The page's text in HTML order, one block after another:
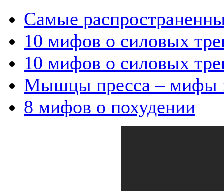
Самые
10 мифов о силовых
10 мифов о силовых
Мышцы пресса – мифы и
8 мифов о похудении